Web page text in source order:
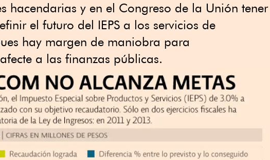
hacendarias y en el Congreso de la Unión tener
el futuro del IEPS a los servicios de
hay margen de maniobra para
a las finanzas públicas.